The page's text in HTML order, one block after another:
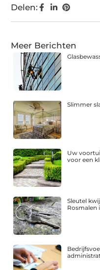
Delen:
Meer Berichten
Slimmer
Uw
voor een
Sleutel
Rosmalen